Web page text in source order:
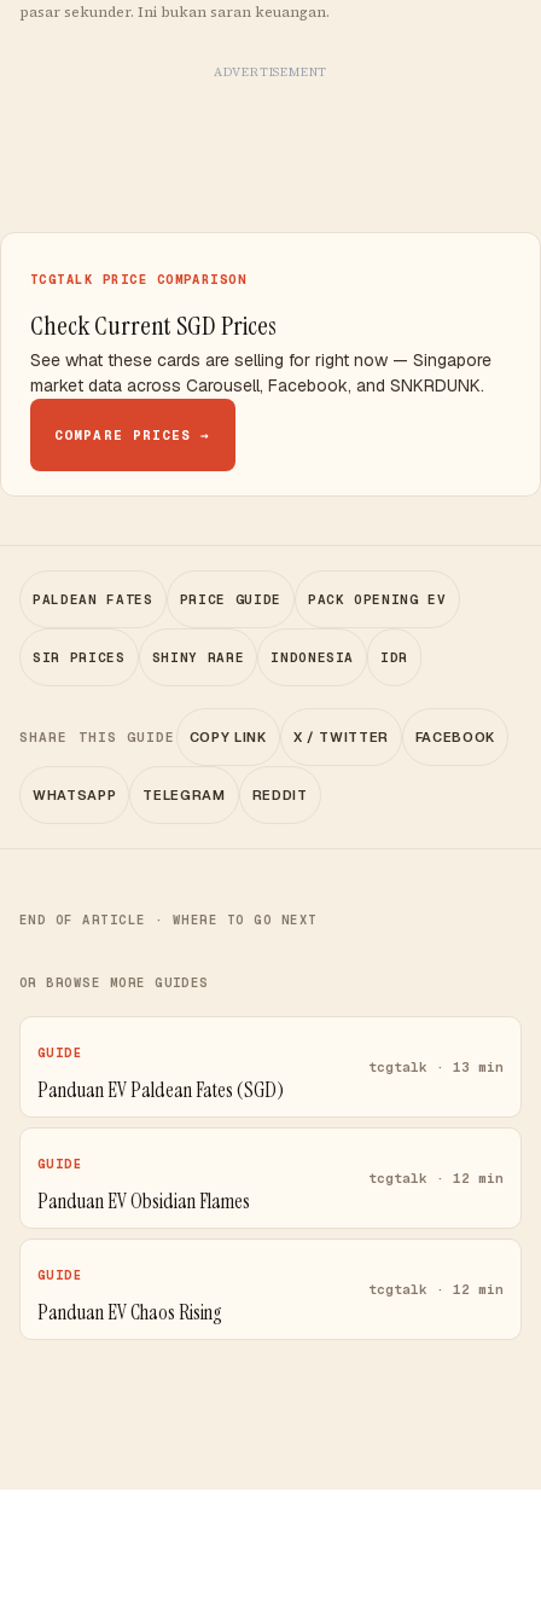
pasar sekunder. Ini bukan saran keuangan.
ADVERTISEMENT
TCGTALK PRICE COMPARISON
Check Current SGD Prices
See what these cards are selling for right now — Singapore
market data across Carousell, Facebook, and SNKRDUNK.
COMPARE PRICES →
PALDEAN FATES PRICE GUIDE PACK OPENING EV
SIR PRICES SHINY RARE INDONESIA IDR
SHARE THIS GUIDE COPY LINK X / TWITTER FACEBOOK
WHATSAPP TELEGRAM REDDIT
END OF ARTICLE · WHERE TO GO NEXT
OR BROWSE MORE GUIDES
GUIDE
Panduan EV Paldean Fates (SGD)
tcgtalk · 13 min
GUIDE
Panduan EV Obsidian Flames
tcgtalk · 12 min
GUIDE
Panduan EV Chaos Rising
tcgtalk · 12 min